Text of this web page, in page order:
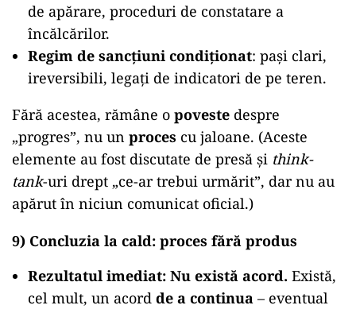
de apărare, proceduri de constatare a
încălcărilor.
Regim de sancțiuni condiționat: pași clari,
ireversibili, legați de indicatori de pe teren.
Fără acestea, rămâne o poveste despre
„progres”, nu un proces cu jaloane. (Aceste
elemente au fost discutate de presă și think-
tank-uri drept „ce-ar trebui urmărit”, dar nu au
apărut în niciun comunicat oficial.)
9) Concluzia la cald: proces fără produs
Rezultatul imediat: Nu există acord. Există,
cel mult, un acord de a continua – eventual